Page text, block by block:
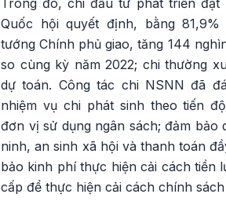
Trong đó, chi đầu tư phát triển đạt
Quốc hội quyết định, bằng
tướng Chính phủ giao, tăng 144
so cùng kỳ năm 2022; chi thường
dự toán. Công tác chi NSNN đã
nhiệm vụ chi phát sinh theo tiến
đơn vị sử dụng ngân sách; đảm bảo
ninh, an sinh xã hội và thanh toán
bảo kinh phí thực hiện cải cách tiền
cấp để thực hiện cải cách chính